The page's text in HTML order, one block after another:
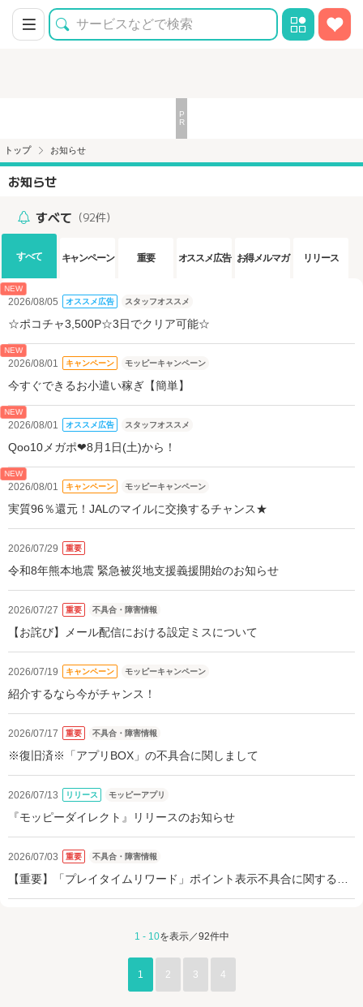
トップ お知らせ
お知らせ
すべて （92件）
すべて キャンペーン 重要 オススメ広告 お得メルマガ リリース
NEW
2026/08/05 オススメ広告 スタッフオススメ
☆ポコチャ3,500P☆3日でクリア可能☆
NEW
2026/08/01 キャンペーン モッピーキャンペーン
今すぐできるお小遣い稼ぎ【簡単】
NEW
2026/08/01 オススメ広告 スタッフオススメ
Qoo10メガポ❤8月1日(土)から！
NEW
2026/08/01 キャンペーン モッピーキャンペーン
実質96％還元！JALのマイルに交換するチャンス★
2026/07/29 重要
令和8年熊本地震 緊急被災地支援義援開始のお知らせ
2026/07/27 重要 不具合・障害情報
【お詫び】メール配信における設定ミスについて
2026/07/19 キャンペーン モッピーキャンペーン
紹介するなら今がチャンス！
2026/07/17 重要 不具合・障害情報
※復旧済※「アプリBOX」の不具合に関しまして
2026/07/13 リリース モッピーアプリ
『モッピーダイレクト』リリースのお知らせ
2026/07/03 重要 不具合・障害情報
【重要】「プレイタイムリワード」ポイント表示不具合に関するお
1 - 10を表示／92件中
1 2 3 4